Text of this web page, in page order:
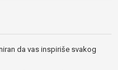
da vas inspiriše svakog